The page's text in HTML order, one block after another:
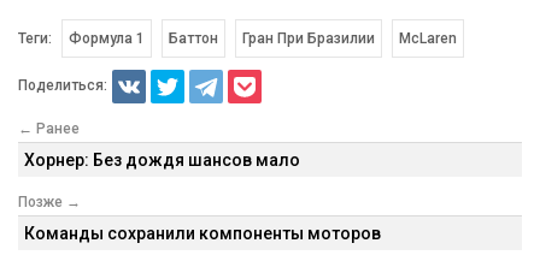
Теги: Формула 1 Баттон Гран При Бразилии McLaren
Поделиться:
← Ранее
Хорнер: Без дождя шансов мало
Позже →
Команды сохранили компоненты моторов